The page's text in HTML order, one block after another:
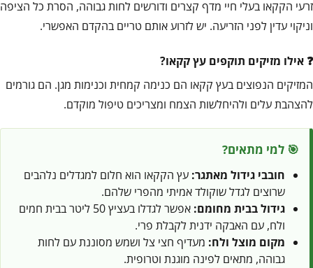
זרעי הקקאו בעלי חיי מדף קצרים ודורשים לחות גבוהה, הסרת כל הציפה
וניקוי עדין לפני הזריעה. יש לזרוע אותם טריים בהקדם האפשרי.
אילו מזיקים תוקפים עץ קקאו?
המזיקים הנפוצים בעץ קקאו הם כנימה קמחית וכנימות מגן. הם גורמים
להצהבת עלים ולהיחלשות הצמח ומצריכים טיפול מוקדם.
🎯 למי מתאים?
חובבי גידול מאתגר: עץ הקקאו הוא חלום למגדלים נלהבים
שרוצים לגדל שוקולד אמיתי מהפרי שלהם.
גידול בבית מחומם:
אפשר לגדלו בעציץ 50 ליטר בבית חמים
ולח, עם האבקה ידנית לקבלת פרי.
מקום מוצל ולח: מעדיף חצי צל ושמש מסוננת עם לחות
גבוהה, מתאים לפינה מוגנת וטרופית.